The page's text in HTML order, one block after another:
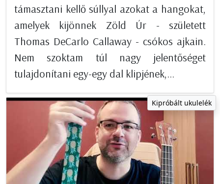
támasztani kellő súllyal azokat a hangokat,
amelyek kijönnek Zöld Úr - született
Thomas DeCarlo Callaway - csókos ajkain.
Nem szoktam túl nagy jelentőséget
tulajdonítani egy-egy dal klipjének,...
Kipróbált ukulelék